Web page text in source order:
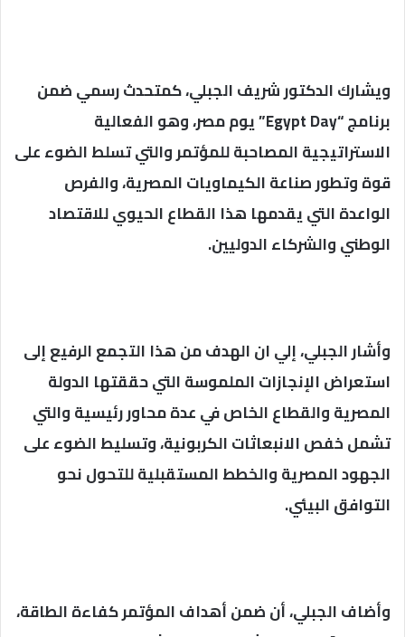
ويشارك الدكتور شريف الجبلي، كمتحدث رسمي ضمن
برنامج “Egypt Day” يوم مصر، وهو الفعالية
الاستراتيجية المصاحبة للمؤتمر والتي تسلط الضوء على
قوة وتطور صناعة الكيماويات المصرية، والفرص
الواعدة التي يقدمها هذا القطاع الحيوي للاقتصاد
الوطني والشركاء الدوليين.
وأشار الجبلي، إلي ان الهدف من هذا التجمع الرفيع إلى
استعراض الإنجازات الملموسة التي حققتها الدولة
المصرية والقطاع الخاص في عدة محاور رئيسية والتي
تشمل خفص الانبعاثات الكربونية، وتسليط الضوء على
الجهود المصرية والخطط المستقبلية للتحول نحو
التوافق البيئي.
وأضاف الجبلي، أن ضمن أهداف المؤتمر كفاءة الطاقة،